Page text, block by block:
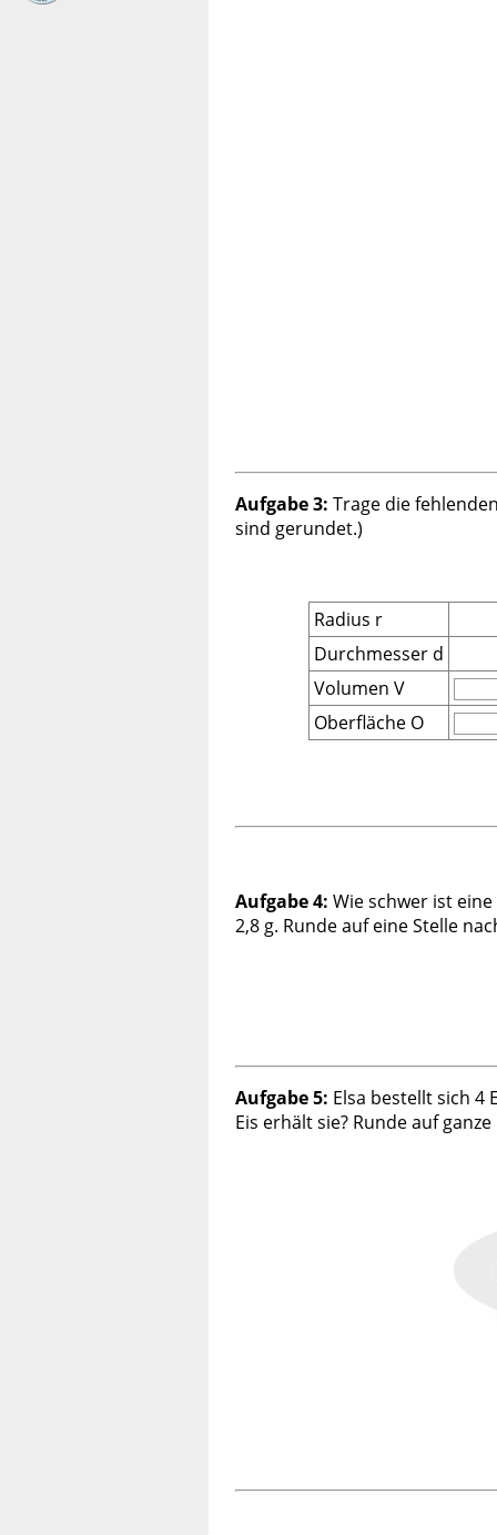
Aufgabe 3: Trage die
sind gerundet.)
Radius r
Durchmesser d
Volumen V
Oberfläche O
Aufgabe 4: Wie schwer ist
2,8 g. Runde auf eine Stelle
Aufgabe 5: Elsa bestellt sich 4
Eis erhält sie? Runde auf